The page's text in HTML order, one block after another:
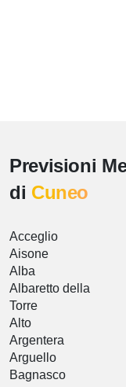
Previsioni
di Cuneo
Acceglio
Aisone
Alba
Albaretto della
Torre
Alto
Argentera
Arguello
Bagnasco